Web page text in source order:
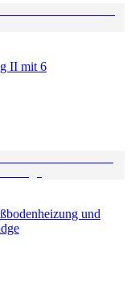
II mit 6
und